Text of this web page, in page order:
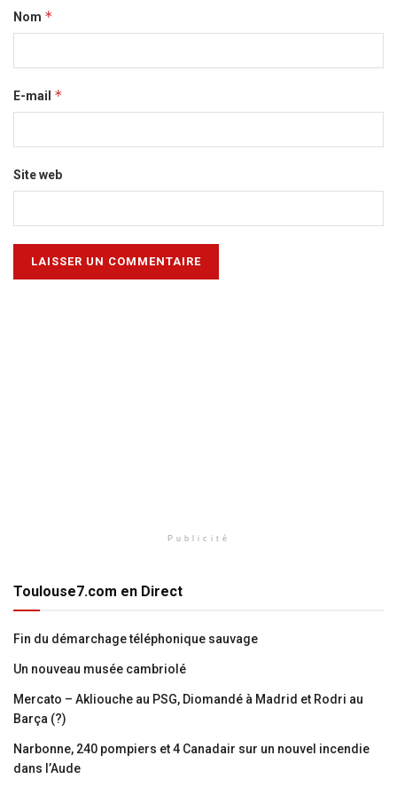
Nom *
E-mail *
Site web
Publicité
Toulouse7.com en Direct
Fin du démarchage téléphonique sauvage
Un nouveau musée cambriolé
Mercato – Akliouche au PSG, Diomandé à Madrid et Rodri au
Barça (?)
Narbonne, 240 pompiers et 4 Canadair sur un nouvel incendie
dans l’Aude